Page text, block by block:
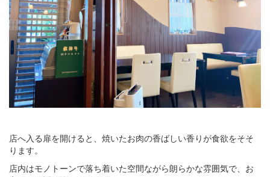
店へ入る扉を開けると、焼いたお肉の香ばしい香りが食欲をそそ
ります。
店内はモノトーンで落ち着いた空間ながら朗らかな雰囲気で、お